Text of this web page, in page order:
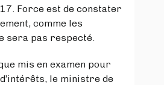
Force est de constater
comme les
sera pas respecté.
mis en examen pour
le ministre de